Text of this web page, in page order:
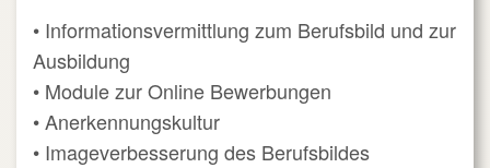
• Informationsvermittlung zum Berufsbild und zur
Ausbildung
• Module zur Online Bewerbungen
• Anerkennungskultur
• Imageverbesserung des Berufsbildes